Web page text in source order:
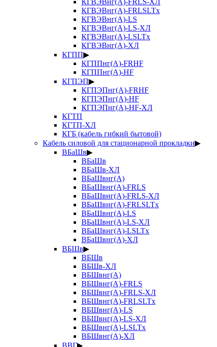
КГВЭВнг(А)-FRLS-ХЛ
КГВЭВнг(А)-FRLSLTx
КГВЭВнг(А)-LS
КГВЭВнг(А)-LS-ХЛ
КГВЭВнг(А)-LSLTx
КГВЭВнг(А)-ХЛ
КГПП▶
КГППнг(А)-FRHF
КГППнг(А)-HF
КГПЭП▶
КГПЭПнг(А)-FRHF
КГПЭПнг(А)-HF
КГПЭПнг(А)-HF-ХЛ
КГТП
КГТП-ХЛ
КГБ (кабель гибкий бытовой)
Кабель силовой для стационарной прокладки▶
ВБаШв▶
ВБаШв
ВБаШв-ХЛ
ВБаШвнг(А)
ВБаШвнг(А)-FRLS
ВБаШвнг(А)-FRLS-ХЛ
ВБаШвнг(А)-FRLSLTx
ВБаШвнг(А)-LS
ВБаШвнг(А)-LS-ХЛ
ВБаШвнг(А)-LSLTx
ВБаШвнг(А)-ХЛ
ВБШв▶
ВБШв
ВБШв-ХЛ
ВБШвнг(А)
ВБШвнг(А)-FRLS
ВБШвнг(А)-FRLS-ХЛ
ВБШвнг(А)-FRLSLTx
ВБШвнг(А)-LS
ВБШвнг(А)-LS-ХЛ
ВБШвнг(А)-LSLTx
ВБШвнг(А)-ХЛ